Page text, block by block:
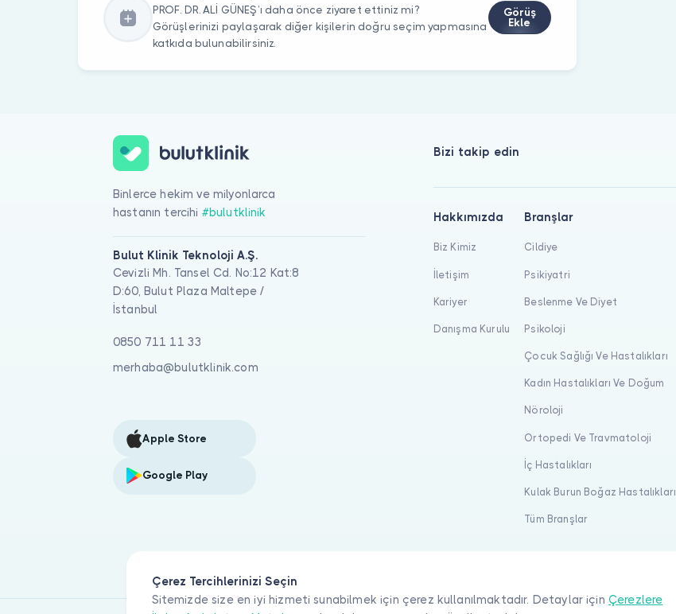
PROF. DR. ALİ GÜNEŞ’ı daha önce ziyaret ettiniz mi?
Görüşlerinizi paylaşarak diğer kişilerin doğru seçim yapmasına
katkıda bulunabilirsiniz.
Görüş
Ekle
Çerez Tercihlerinizi Seçin
Sitemizde size en iyi hizmeti sunabilmek için çerez kullanılmaktadır. Detaylar için Çerezlere
Binlerce hekim ve milyonlarca
hastanın tercihi #bulutklinik
Bulut Klinik Teknoloji A.Ş.
Cevizli Mh. Tansel Cd. No:12 Kat:8
D:60, Bulut Plaza Maltepe /
İstanbul
0850 711 11 33
merhaba@bulutklinik.com
Apple Store
Google Play
Bizi takip edin
Hakkımızda
Biz Kimiz
İletişim
Kariyer
Danışma Kurulu
Branşlar
Cildiye
Psikiyatri
Beslenme Ve Diyet
Psikoloji
Çocuk Sağlığı Ve Hastalıkları
Kadın Hastalıkları Ve Doğum
Nöroloji
Ortopedi Ve Travmatoloji
İç Hastalıkları
Kulak Burun Boğaz Hastalıkları
Tüm Branşlar